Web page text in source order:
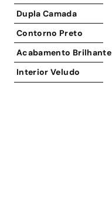
Dupla Camada
Contorno Preto
Acabamento Brilhante
Interior Veludo